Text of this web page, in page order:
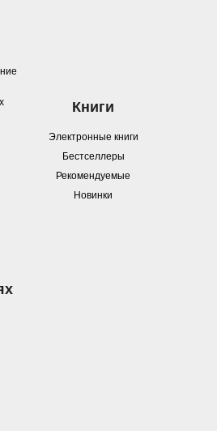
Книги
Электронные книги
Бестселлеры
Рекомендуемые
Новинки